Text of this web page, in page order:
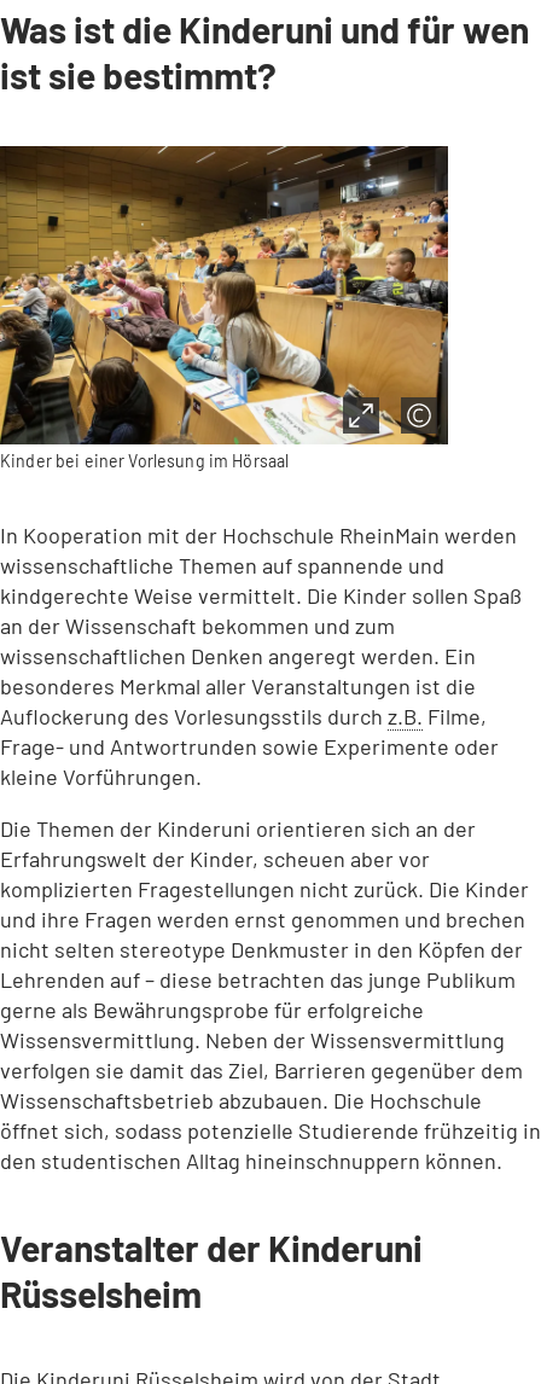
Was ist die Kinderuni und für wen
ist sie bestimmt?
Kinder bei einer Vorlesung im Hörsaal
In Kooperation mit der Hochschule RheinMain werden
wissenschaftliche Themen auf spannende und
kindgerechte Weise vermittelt. Die Kinder sollen Spaß
an der Wissenschaft bekommen und zum
wissenschaftlichen Denken angeregt werden. Ein
besonderes Merkmal aller Veranstaltungen ist die
Auflockerung des Vorlesungsstils durch z.B. Filme,
Frage- und Antwortrunden sowie Experimente oder
kleine Vorführungen.
Die Themen der Kinderuni orientieren sich an der
Erfahrungswelt der Kinder, scheuen aber vor
komplizierten Fragestellungen nicht zurück. Die Kinder
und ihre Fragen werden ernst genommen und brechen
nicht selten stereotype Denkmuster in den Köpfen der
Lehrenden auf – diese betrachten das junge Publikum
gerne als Bewährungsprobe für erfolgreiche
Wissensvermittlung. Neben der Wissensvermittlung
verfolgen sie damit das Ziel, Barrieren gegenüber dem
Wissenschaftsbetrieb abzubauen. Die Hochschule
öffnet sich, sodass potenzielle Studierende frühzeitig in
den studentischen Alltag hineinschnuppern können.
Veranstalter der Kinderuni
Rüsselsheim